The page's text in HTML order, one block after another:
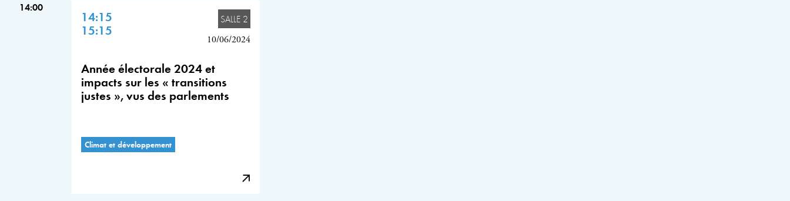
14:00
14:15
15:15
SALLE 2
10/06/2024
Année électorale 2024 et
impacts sur les « transitions
justes », vus des parlements
Climat et développement